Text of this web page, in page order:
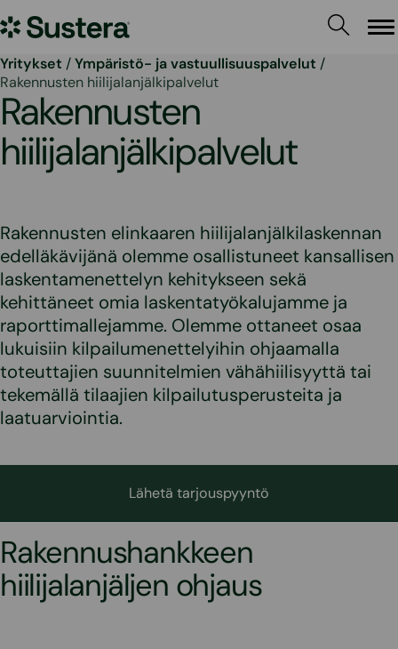
sisältöön
Sustera
Yritykset /Ympäristö- ja vastuullisuuspalvelut /
Rakennusten hiilijalanjälkipalvelut
Rakennusten
hiilijalanjälkipalvelut
Rakennusten elinkaaren hiilijalanjälkilaskennan
edelläkävijänä olemme osallistuneet kansallisen
laskentamenettelyn kehitykseen sekä
kehittäneet omia laskentatyökalujamme ja
raporttimallejamme. Olemme ottaneet osaa
lukuisiin kilpailumenettelyihin ohjaamalla
toteuttajien suunnitelmien vähähiilisyyttä tai
tekemällä tilaajien kilpailutusperusteita ja
laatuarviointia.
Lähetä tarjouspyyntö
Rakennushankkeen
hiilijalanjäljen ohjaus